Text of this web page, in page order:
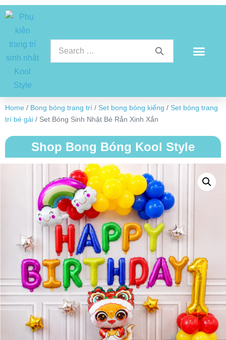
Home / Bong bóng trang trí / Set bong bóng kiếng / Set bóng trang
trí bé gái / Set Bóng Sinh Nhật Bé Rắn Xinh Xắn
Shop Bong Bóng Kool Style